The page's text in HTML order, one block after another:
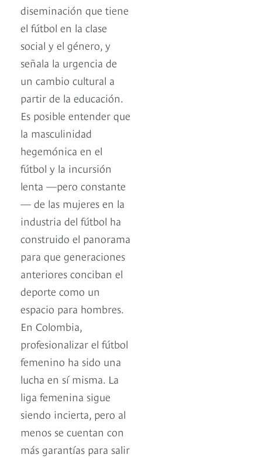
diseminación que tiene
el fútbol en la clase
social y el género, y
señala la urgencia de
un cambio cultural a
partir de la educación.
Es posible entender que
la masculinidad
hegemónica en el
fútbol y la incursión
lenta —pero constante
— de las mujeres en la
industria del fútbol ha
construido el panorama
para que generaciones
anteriores conciban el
deporte como un
espacio para hombres.
En Colombia,
profesionalizar el fútbol
femenino ha sido una
lucha en sí misma. La
liga femenina sigue
siendo incierta, pero al
menos se cuentan con
más garantías para salir